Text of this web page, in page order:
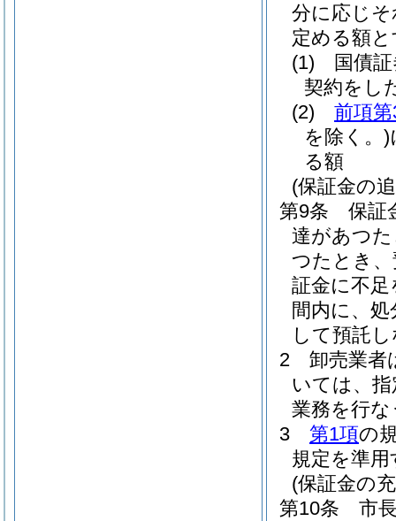
分に応じ
定める額
(1)
国債
契約をし
(2)
前項
を除く。)
る額
(保証金の
第9条
保証
達があつ
つたとき
証金に不
間内に、
して預託
2
卸売業者
いては、
業務を行
3
第1項の
規定を準用
(保証金の
第10条
市